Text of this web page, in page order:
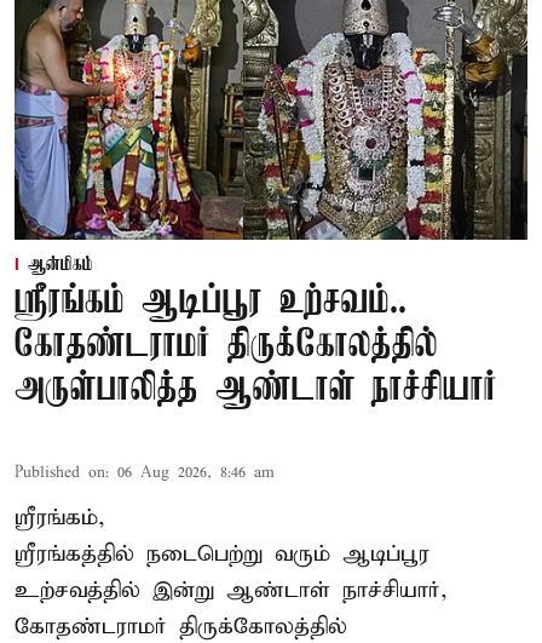
ஆன்மிகம்
ஸ்ரீரங்கம் ஆடிப்பூர உற்சவம்..
கோதண்டராமர் திருக்கோலத்தில்
அருள்பாலித்த ஆண்டாள் நாச்சியார்
Published on: 06 Aug 2026, 8:46 am
ஸ்ரீரங்கம்,
ஸ்ரீரங்கத்தில் நடைபெற்று வரும் ஆடிப்பூர
உற்சவத்தில் இன்று ஆண்டாள் நாச்சியார்,
கோதண்டராமர் திருக்கோலத்தில்